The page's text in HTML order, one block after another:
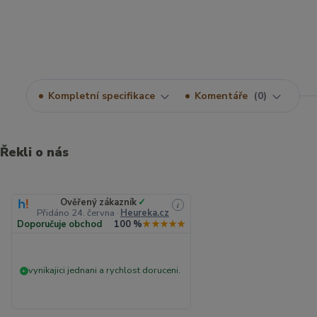
Kompletní specifikace Komentáře 0
Řekli o nás
Ověřený zákazník ✓
Přidáno 24. června · Heureka.cz
i
Doporučuje obchod 100 %★★★★★
+ vynikajici jednani a rychlost doruceni.